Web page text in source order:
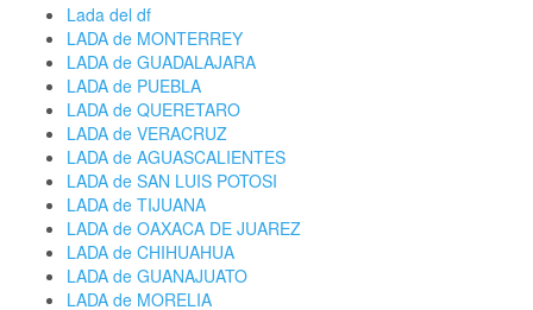
Lada del df
LADA de MONTERREY
LADA de GUADALAJARA
LADA de PUEBLA
LADA de QUERETARO
LADA de VERACRUZ
LADA de AGUASCALIENTES
LADA de SAN LUIS POTOSI
LADA de TIJUANA
LADA de OAXACA DE JUAREZ
LADA de CHIHUAHUA
LADA de GUANAJUATO
LADA de MORELIA